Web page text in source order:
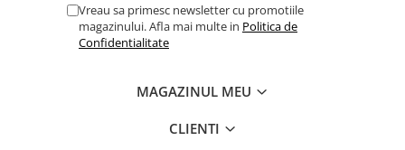
Vreau sa primesc newsletter cu promotiile
magazinului. Afla mai multe in Politica de
Confidentialitate
MAGAZINUL MEU
CLIENTI